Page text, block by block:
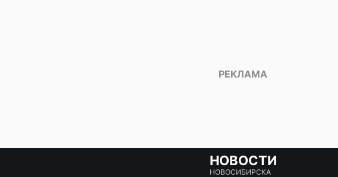
НОВОСТИ
НОВОСИБИРСКА